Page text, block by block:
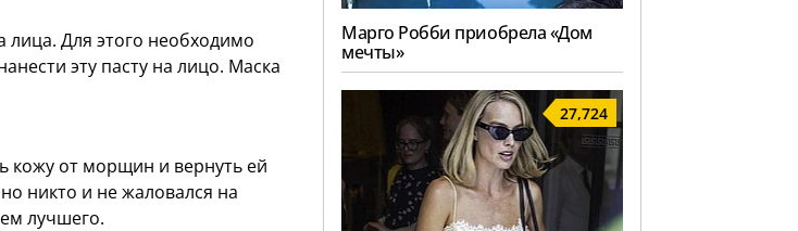
лица. Для этого необходимо
эту пасту на лицо. Маска
кожу от морщин и вернуть ей
никто и не жаловался на
лучшего.
Марго Робби приобрела «Дом
мечты»
27,724